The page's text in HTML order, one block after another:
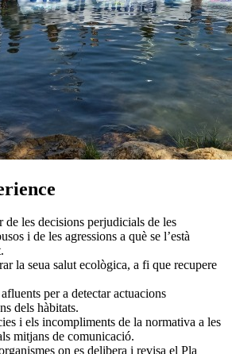
les decisions perjudicials de les
i de les agressions a què se l’està
la seua salut ecològica, a fi que recupere
per a detectar actuacions
dels hàbitats.
i els incompliments de la normativa a les
mitjans de comunicació.
on es delibera i revisa el Pla